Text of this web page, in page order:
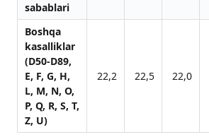
sabablari
Boshqa
kasalliklar
(D50-D89,
E, F, G, H,
L, M, N, O,
P, Q, R, S, T,
Z, U)
22,2 22,5 22,0